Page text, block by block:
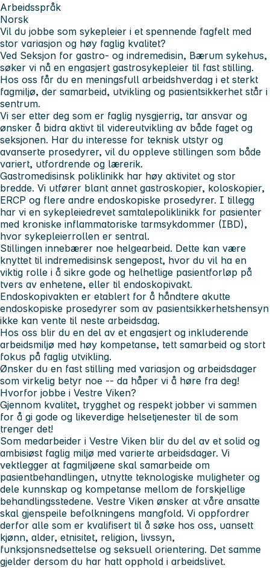
Arbeidsspråk
Norsk
Vil du jobbe som sykepleier i et spennende fagfelt med
stor variasjon og høy faglig kvalitet?
Ved Seksjon for gastro- og indremedisin, Bærum sykehus,
søker vi nå en engasjert gastrosykepleier til fast stilling.
Hos oss får du en meningsfull arbeidshverdag i et sterkt
fagmiljø, der samarbeid, utvikling og pasientsikkerhet står i
sentrum.
Vi ser etter deg som er faglig nysgjerrig, tar ansvar og
ønsker å bidra aktivt til videreutvikling av både faget og
seksjonen. Har du interesse for teknisk utstyr og
avanserte prosedyrer, vil du oppleve stillingen som både
variert, utfordrende og lærerik.
Gastromedisinsk poliklinikk har høy aktivitet og stor
bredde. Vi utfører blant annet gastroskopier, koloskopier,
ERCP og flere andre endoskopiske prosedyrer. I tillegg
har vi en sykepleiedrevet samtalepoliklinikk for pasienter
med kroniske inflammatoriske tarmsykdommer (IBD),
hvor sykepleierrollen er sentral.
Stillingen innebærer noe helgearbeid. Dette kan være
knyttet til indremedisinsk sengepost, hvor du vil ha en
viktig rolle i å sikre gode og helhetlige pasientforløp på
tvers av enhetene, eller til endoskopivakt.
Endoskopivakten er etablert for å håndtere akutte
endoskopiske prosedyrer som av pasientsikkerhetshensyn
ikke kan vente til neste arbeidsdag.
Hos oss blir du en del av et engasjert og inkluderende
arbeidsmiljø med høy kompetanse, tett samarbeid og stort
fokus på faglig utvikling.
Ønsker du en fast stilling med variasjon og arbeidsdager
som virkelig betyr noe -- da håper vi å høre fra deg!
Hvorfor jobbe i Vestre Viken?
Gjennom kvalitet, trygghet og respekt jobber vi sammen
for å gi gode og likeverdige helsetjenester til de som
trenger det!
Som medarbeider i Vestre Viken blir du del av et solid og
ambisiøst faglig miljø med varierte arbeidsdager. Vi
vektlegger at fagmiljøene skal samarbeide om
pasientbehandlingen, utnytte teknologiske muligheter og
dele kunnskap og kompetanse mellom de forskjellige
behandlingsstedene. Vestre Viken ønsker at våre ansatte
skal gjenspeile befolkningens mangfold. Vi oppfordrer
derfor alle som er kvalifisert til å søke hos oss, uansett
kjønn, alder, etnisitet, religion, livssyn,
funksjonsnedsettelse og seksuell orientering. Det samme
gjelder dersom du har hatt opphold i arbeidslivet.